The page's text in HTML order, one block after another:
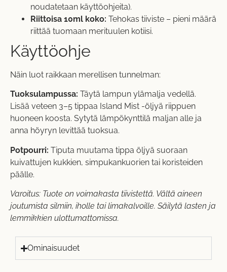
noudatetaan käyttöohjeita).
Riittoisa 10ml koko: Tehokas tiiviste – pieni määrä
riittää tuomaan merituulen kotiisi.
Käyttöohje
Näin luot raikkaan merellisen tunnelman:
Tuoksulampussa: Täytä lampun ylämalja vedellä.
Lisää veteen 3–5 tippaa Island Mist -öljyä riippuen
huoneen koosta. Sytytä lämpökynttilä maljan alle ja
anna höyryn levittää tuoksua.
Potpourri: Tiputa muutama tippa öljyä suoraan
kuivattujen kukkien, simpukankuorien tai koristeiden
päälle.
Varoitus: Tuote on voimakasta tiivistettä. Vältä aineen
joutumista silmiin, iholle tai limakalvoille. Säilytä lasten ja
lemmikkien ulottumattomissa.
Ominaisuudet